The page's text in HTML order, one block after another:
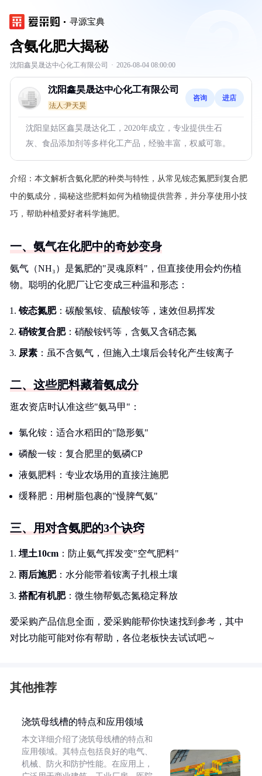
寻源宝典
含氨化肥大揭秘
沈阳鑫昊晟达中心化工有限公司 · 2026-08-04 08:00:00
沈阳鑫昊晟达中心化工有限公司
法人:尹天昊
咨询 进店
沈阳皇姑区鑫昊晟达化工，2020年成立，专业提供生石
灰、食品添加剂等多样化工产品，经验丰富，权威可靠。
介绍： 本文解析含氨化肥的种类与特性，从常见铵态氮肥到复合肥
中的氨成分，揭秘这些肥料如何为植物提供营养，并分享使用小技
巧，帮助种植爱好者科学施肥。
一、氨气在化肥中的奇妙变身
氨气（NH₃）是氮肥的"灵魂原料"，但直接使用会灼伤植
物。聪明的化肥厂让它变成三种温和形态：
铵态氮肥：碳酸氢铵、硫酸铵等，速效但易挥发
硝铵复合肥：硝酸铵钙等，含氨又含硝态氮
尿素 ：虽不含氨气，但施入土壤后会转化产生铵离子
二、这些肥料藏着氨成分
逛农资店时认准这些"氨马甲"：
氯化铵：适合水稻田的"隐形氨"
磷酸一铵：复合肥里的氨磷CP
液氨肥料：专业农场用的直接注施肥
缓释肥：用树脂包裹的"慢脾气氨"
三、用对含氨肥的3个诀窍
埋土10cm ：防止氨气挥发变"空气肥料"
雨后施肥：水分能带着铵离子扎根土壤
搭配有机肥：微生物帮氨态氮稳定释放
爱采购产品信息全面，爱采购能帮你快速找到参考，其中
对比功能可能对你有帮助，各位老板快去试试吧～
其他推荐
浇筑母线槽的特点和应用领域
本文详细介绍了浇筑母线槽的特点和
应用领域。其特点包括良好的电气、
机械、防火和防护性能。在应用上，